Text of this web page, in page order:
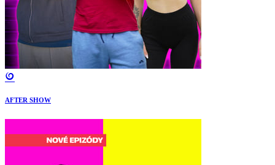
AFTER SHOW